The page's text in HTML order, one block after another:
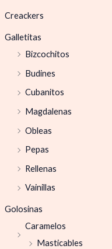
Creackers
Galletitas
Bizcochitos
Budines
Cubanitos
Magdalenas
Obleas
Pepas
Rellenas
Vainillas
Golosinas
Caramelos
Masticables